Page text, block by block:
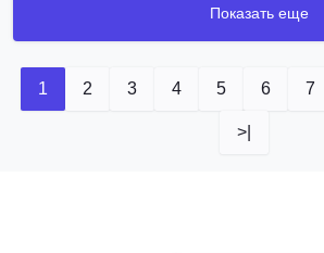
Показать еще
1 2 3 4 5 6 7
>|